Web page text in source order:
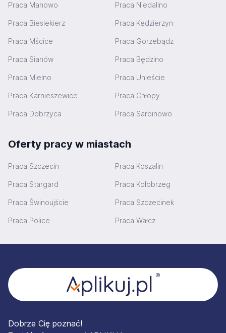
Praca Manowo Praca Niedalino
Praca Biesiekierz Praca Kędzierzyn
Praca Mścice Praca Gorzebądz
Praca Sianów Praca Będzino
Praca Mielno Praca Unieście
Praca Karnieszewice Praca Chłopy
Praca Dobrzyca Praca Sarbinowo
Oferty pracy w miastach
Praca Szczecin Praca Koszalin
Praca Stargard Praca Kołobrzeg
Praca Świnoujście Praca Szczecinek
Praca Police Praca Wałcz
Dobrze Cię poznać!